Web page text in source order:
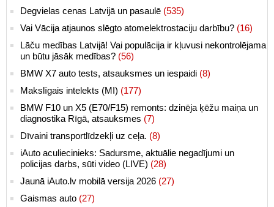
Degvielas cenas Latvijā un pasaulē (535)
Vai Vācija atjaunos slēgto atomelektrostaciju darbību? (16)
Lāču medības Latvijā! Vai populācija ir kļuvusi nekontrolējama
un būtu jāsāk medības? (56)
BMW X7 auto tests, atsauksmes un iespaidi (8)
Makslīgais intelekts (MI) (177)
BMW F10 un X5 (E70/F15) remonts: dzinēja ķēžu maiņa un
diagnostika Rīgā, atsauksmes (7)
Dīvaini transportlīdzekļi uz ceļa. (8)
iAuto aculiecinieks: Sadursme, aktuālie negadījumi un
policijas darbs, sūti video (LIVE) (28)
Jaunā iAuto.lv mobilā versija 2026 (27)
Gaismas auto (27)